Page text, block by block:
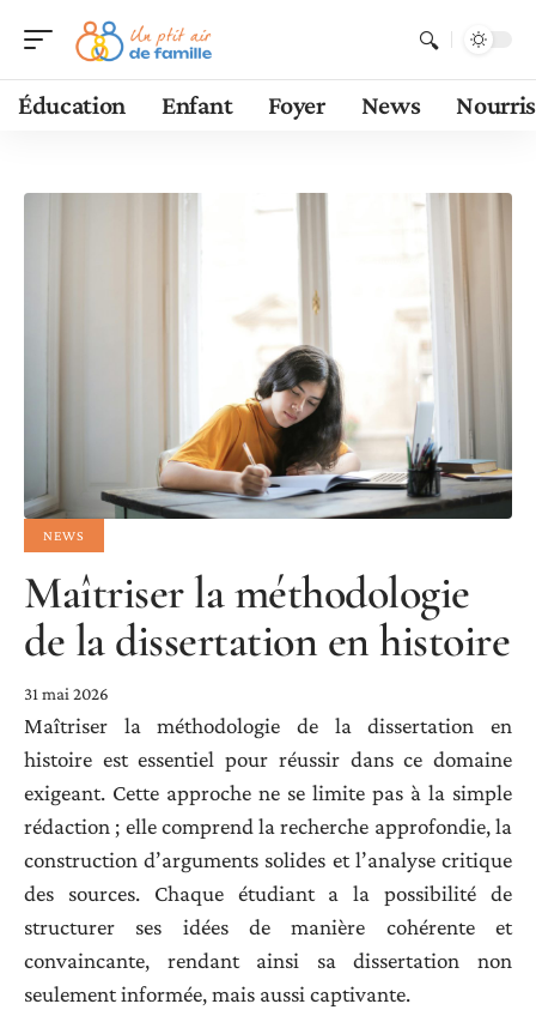
Éducation Enfant Foyer News
NEWS
Maîtriser la méthodologie
de la dissertation en histoire
31 mai 2026
Maîtriser la méthodologie de la dissertation en
histoire est essentiel pour réussir dans ce domaine
exigeant. Cette approche ne se limite pas à la simple
rédaction ; elle comprend la recherche approfondie, la
construction d’arguments solides et l’analyse critique
des sources. Chaque étudiant a la possibilité de
structurer ses idées de manière cohérente et
convaincante, rendant ainsi sa dissertation non
seulement informée, mais aussi captivante.